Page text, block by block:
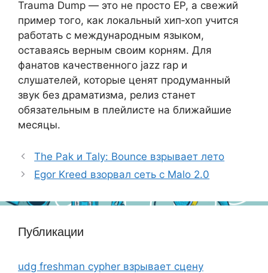
Trauma Dump — это не просто EP, а свежий
пример того, как локальный хип‑хоп учится
работать с международным языком,
оставаясь верным своим корням. Для
фанатов качественного jazz rap и
слушателей, которые ценят продуманный
звук без драматизма, релиз станет
обязательным в плейлисте на ближайшие
месяцы.
The Pak и Taly: Bounce взрывает лето
Egor Kreed взорвал сеть с Malo 2.0
Публикации
udg freshman cypher взрывает сцену